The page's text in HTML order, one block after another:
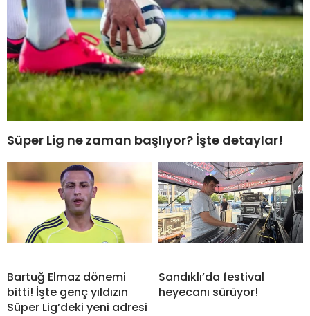
Süper Lig ne zaman başlıyor? İşte detaylar!
Bartuğ Elmaz dönemi
bitti! İşte genç yıldızın
Süper Lig’deki yeni adresi
Sandıklı’da festival
heyecanı sürüyor!